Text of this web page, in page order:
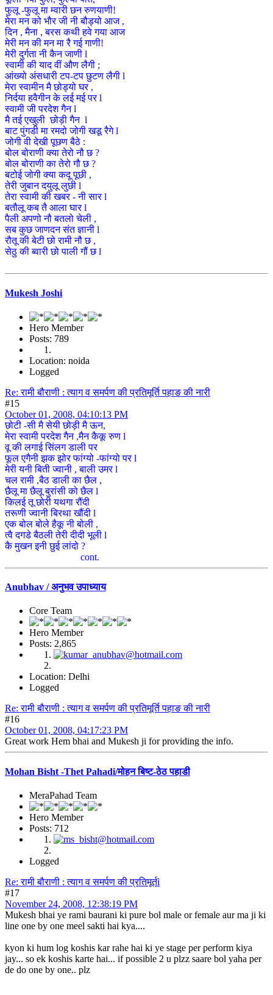
फुलू -फुलू मा म्वारी छन रुणयाणी!
मेरा मन को भौर जी नी बौड्यो आज ,
दिन , मैना , बरस कथी हवे गया आज
मेरी मन की मन मा रै गई गाणी!
मेरी दुर्गता नी कैन जाणी l
स्वामी की याद वीं औण लैगी ;
आंख्यो अंसधारी टप-टप छुटण लैगी l
मेरा स्वामीन मै छोड्यो घर ,
निर्दया हवैगीन के लई मई पर l
स्वामी जी परदेश गैन l
मै तई एखुली छोड़ी गैन l
बाट पुंगडी मा रमदो जोगी खडू रैगे l
जोगी वी देखी पूछण बैठे :
बोल बोराणी क्या तेरो नौ छ ?
बोल बोराणी का तेरो गौ छ ?
बटोई जोगी क्या कदू पूछी ,
तेरी जुबान दयुलू लुछी l
तेरा स्वामी की खबर - नी सार l
बतौलू कब तै आला घार l
पैली अपणो नौ बतलो चेली ,
सब कुछ जाणदन संत ज्ञानी l
रौतू की बेटी छो रामी नौ छ ,
सेठु की ब्वारी छो पाली गौं छ l
Mukesh Joshi
Hero Member
Posts: 789
Location: noida
Logged
Re: रामी बौराणी : त्याग व समर्पण की प्रतिमूर्ति पहाङ की नारी
#15
October 01, 2008, 04:10:13 PM
छोटी -सी मै सेयी छोड़ी मै ऊन,
मेरा स्वामी परदेश गैन ,मैन कैकू रुण l
वू की लगाई सिंलग डाली पर
फूल एगैनी झक झोर फांग्यो -फांग्यो पर l
मेरी यनी बिती ज्वानी , बाली उमर l
चल रामी ,बैठ डाली का छैल ,
छैलू मा छैलू बुरांसी को छैल l
किलई तू छोरी यथगा रौंदी
तरूणी ज्वानी बिरथा खौंदी l
एक बोल बोले हैकू नी बोली ,
त्वै दगडे बैठली तेरी दीदी भूली l
कै मुखन इनी छुई लांदो ?
cont.
Anubhav / अनुभव उपाध्याय
Core Team
Hero Member
Posts: 2,865
Location: Delhi
Logged
Re: रामी बौराणी : त्याग व समर्पण की प्रतिमूर्ति पहाङ की नारी
#16
October 01, 2008, 04:17:23 PM
Great work Hem bhai and Mukesh ji for providing the info.
Mohan Bisht -Thet Pahadi/मोहन बिष्ट-ठेठ पहाडी
MeraPahad Team
Hero Member
Posts: 712
Logged
Re: रामी बौराणी : त्याग व समर्पण की प्रतिमूर्तì
#17
November 24, 2008, 12:38:19 PM
Mukesh bhai ye rami baurani ki pure bol male or female aur ma ji ki
line one by one meel sakti hai kya....
kyon ki hum log koshis kar rahe hai ki ye stage per perform kiya
jay... so ek koshis karte hai... if possible 2 u plzz saare bol yaha per
de do one by one.. plz